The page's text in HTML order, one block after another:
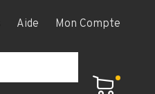
Aide Mon Compte